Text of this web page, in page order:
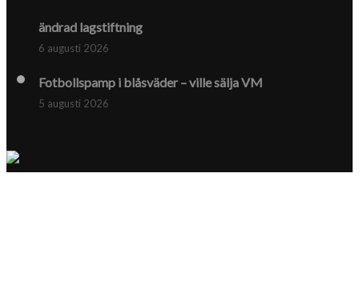
ändrad lagstiftning
6 augusti 2026
Fotbollspamp i blåsväder – ville sälja VM
5 augusti 2026